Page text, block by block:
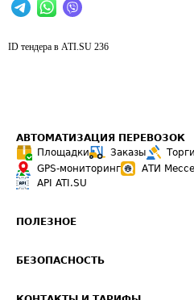
ID тендера в ATI.SU 236
АВТОМАТИЗАЦИЯ ПЕРЕВОЗОК
Площадки
Заказы Торги
GPS-мониторинг
АТИ
API ATI.SU
ПОЛЕЗНОЕ
Звезды ATI.SU на вашем сайте
БЕЗОПАСНОСТЬ